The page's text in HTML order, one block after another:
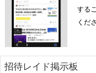
する
くだ
招待レイド掲示板